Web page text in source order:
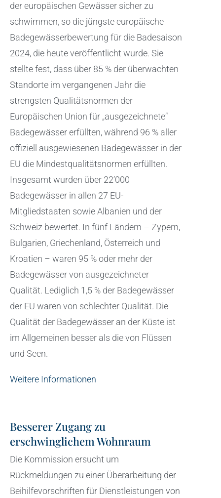
der europäischen Gewässer sicher zu
schwimmen, so die jüngste europäische
Badegewässerbewertung für die Badesaison
2024, die heute veröffentlicht wurde. Sie
stellte fest, dass über 85 % der überwachten
Standorte im vergangenen Jahr die
strengsten Qualitätsnormen der
Europäischen Union für „ausgezeichnete“
Badegewässer erfüllten, während 96 % aller
offiziell ausgewiesenen Badegewässer in der
EU die Mindestqualitätsnormen erfüllten.
Insgesamt wurden über 22’000
Badegewässer in allen 27 EU-
Mitgliedstaaten sowie Albanien und der
Schweiz bewertet. In fünf Ländern – Zypern,
Bulgarien, Griechenland, Österreich und
Kroatien – waren 95 % oder mehr der
Badegewässer von ausgezeichneter
Qualität. Lediglich 1,5 % der Badegewässer
der EU waren von schlechter Qualität. Die
Qualität der Badegewässer an der Küste ist
im Allgemeinen besser als die von Flüssen
und Seen.
Weitere Informationen
Besserer Zugang zu
erschwinglichem Wohnraum
Die Kommission ersucht um
Rückmeldungen zu einer Überarbeitung der
Beihilfevorschriften für Dienstleistungen von